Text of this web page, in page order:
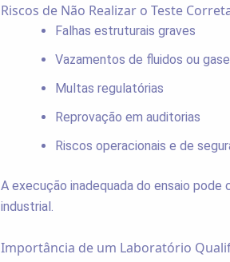
Riscos de Não Realizar o Teste
Falhas estruturais graves
Vazamentos de fluidos ou
Multas regulatórias
Reprovação em auditorias
Riscos operacionais e de
A execução inadequada do ensaio
industrial.
Importância de um Laboratório